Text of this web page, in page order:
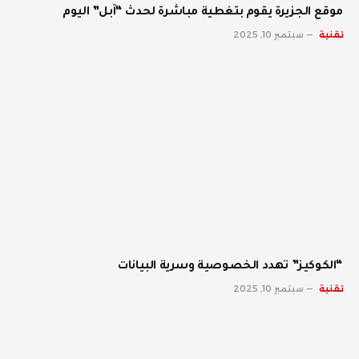
موقع الجزيرة يقوم بتغطية مباشرة لحدث “آبل” اليوم
تقنية سبتمبر 10, 2025
“الكوكيز” تهدد الخصوصية وسرية البيانات
تقنية سبتمبر 10, 2025